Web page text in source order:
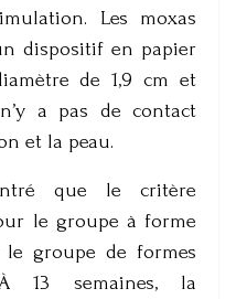
Les moxas
dispositif en papier
de 1,9 cm et
a pas de contact
et la peau.
que le critère
le groupe à forme
groupe de formes
13 semaines, la